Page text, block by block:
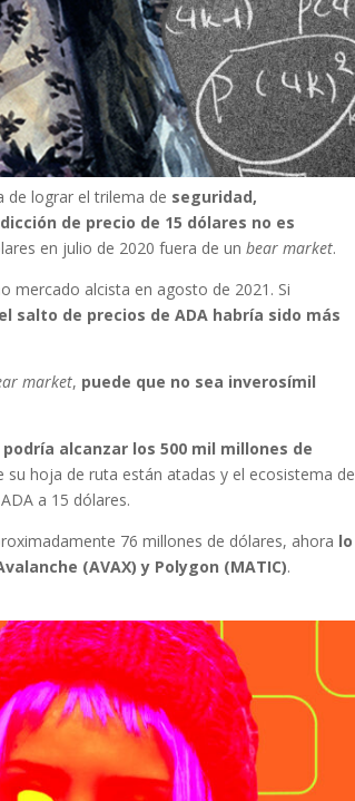
de lograr el trilema de seguridad,
de precio de 15 dólares no es
en julio de 2020 fuera de unbear market.
mercado alcista en agosto de 2021. Si
el salto de precios de ADA habría sido más
market, puede que no sea inverosímil
alcanzar los 500 mil millones de
hoja de ruta están atadas y el ecosistema de
a 15 dólares.
76 millones de dólares, ahora lo
(AVAX) y Polygon (MATIC).